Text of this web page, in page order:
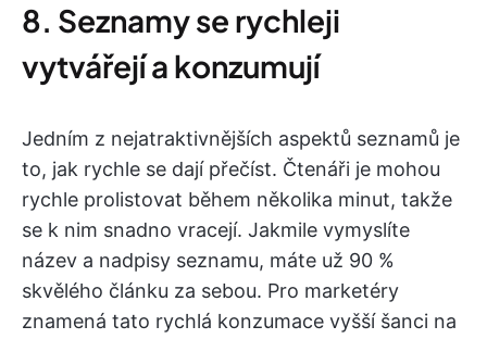
8. Seznamy se rychleji
vytvářejí a konzumují
Jedním z nejatraktivnějších aspektů seznamů je
to, jak rychle se dají přečíst. Čtenáři je mohou
rychle prolistovat během několika minut, takže
se k nim snadno vracejí. Jakmile vymyslíte
název a nadpisy seznamu, máte už 90 %
skvělého článku za sebou. Pro marketéry
znamená tato rychlá konzumace vyšší šanci na